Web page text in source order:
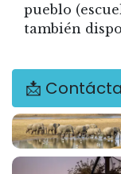
pueblo
también
📩